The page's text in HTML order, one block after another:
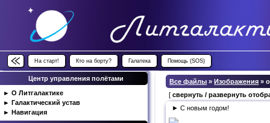
На старт! Кто на борту? Галатека Помощь (SOS)
Центр управления полётами
► О Литгалактике
► Галактический устав
► Навигация
Все файлы » Изображения »
[свернуть / развернуть
► С новым годом!